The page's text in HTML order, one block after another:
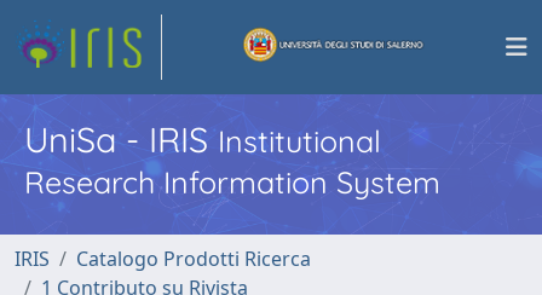
UniSa - IRISInstitutional
Research Information System
IRIS
Catalogo Prodotti Ricerca
1 Contributo su Rivista